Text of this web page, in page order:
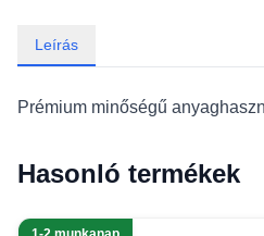
Leírás
Prémium minőségű
Hasonló termékek